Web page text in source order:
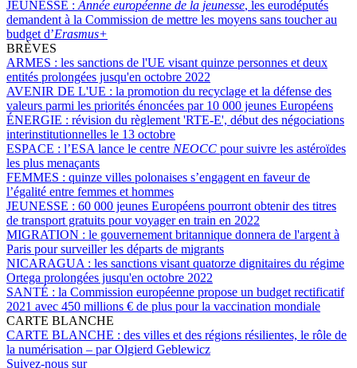
JEUNESSE : Année européenne de la jeunesse, les eurodéputés
demandent à la Commission de mettre les moyens sans toucher au
budget d’Erasmus+
BRÈVES
ARMES : les sanctions de l'UE visant quinze personnes et deux
entités prolongées jusqu'en octobre 2022
AVENIR DE L'UE : la promotion du recyclage et la défense des
valeurs parmi les priorités énoncées par 10 000 jeunes Européens
ÉNERGIE : révision du règlement 'RTE-E', début des négociations
interinstitutionnelles le 13 octobre
ESPACE : l’ESA lance le centre NEOCC pour suivre les astéroïdes
les plus menaçants
FEMMES : quinze villes polonaises s’engagent en faveur de
l’égalité entre femmes et hommes
JEUNESSE : 60 000 jeunes Européens pourront obtenir des titres
de transport gratuits pour voyager en train en 2022
MIGRATION : le gouvernement britannique donnera de l'argent à
Paris pour surveiller les départs de migrants
NICARAGUA : les sanctions visant quatorze dignitaires du régime
Ortega prolongées jusqu'en octobre 2022
SANTÉ : la Commission européenne propose un budget rectificatif
2021 avec 450 millions € de plus pour la vaccination mondiale
CARTE BLANCHE
CARTE BLANCHE : des villes et des régions résilientes, le rôle de
la numérisation – par Olgierd Geblewicz
Suivez-nous sur